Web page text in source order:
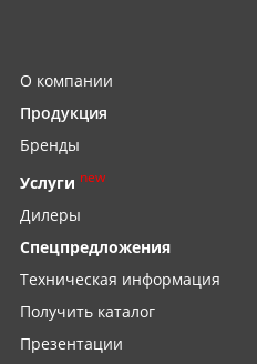
О компании
Продукция
Бренды
Услуги new
Дилеры
Спецпредложения
Техническая информация
Получить каталог
Презентации